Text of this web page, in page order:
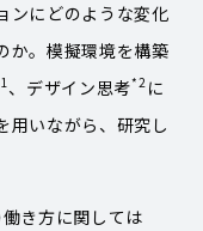
ンにどのような変化
か。模擬環境を構築
、デザイン思考*2 に
用いながら、研究し
き方に関しては